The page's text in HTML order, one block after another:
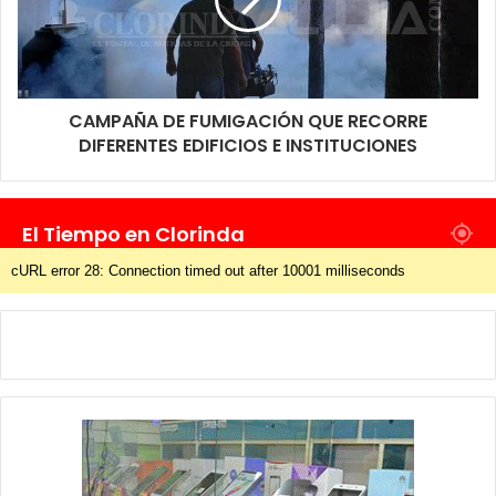
CAMPAÑA DE FUMIGACIÓN QUE RECORRE
DIFERENTES EDIFICIOS E INSTITUCIONES
El Tiempo en Clorinda
cURL error 28: Connection timed out after 10001 milliseconds